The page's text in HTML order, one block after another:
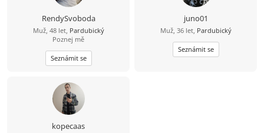
RendySvoboda
Muž, 48 let, Pardubický
Poznej mě
Seznámit se
juno01
Muž, 36 let, Pardubický
Seznámit se
kopecaas